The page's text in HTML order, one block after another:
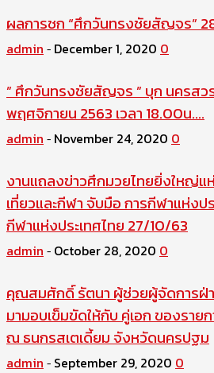
ผลการชก “ศึกวันทรงชัยสัญจร”
admin - December 1, 2020 0
” ศึกวันทรงชัยสัญจร ” บุก นครสว
พฤศจิกายน 2563 เวลา 18.00น....
admin - November 24, 2020 0
งานแถลงข่าวศึกมวยไทยยิ่งใหญ่แ
เที่ยวและกีฬา จับมือ การกีฬาแห่งป
กีฬาแห่งประเทศไทย 27/10/63
admin - October 28, 2020 0
คุณสมศักดิ์ รัตนา ผู้ช่วยผู้จัดการฝ่า
มามอบเข็มขัดให้กับ คู่เอก ของรา
ณ ธนกรสเตเดี้ยม จังหวัดนครปฐม
admin - September 29, 2020 0